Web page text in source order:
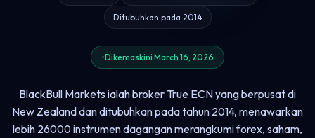
Ditubuhkan pada 2014
Dikemaskini March 16, 2026
BlackBull Markets ialah broker True ECN yang berpusat di
New Zealand dan ditubuhkan pada tahun 2014, menawarkan
lebih 26000 instrumen dagangan merangkumi forex, saham,